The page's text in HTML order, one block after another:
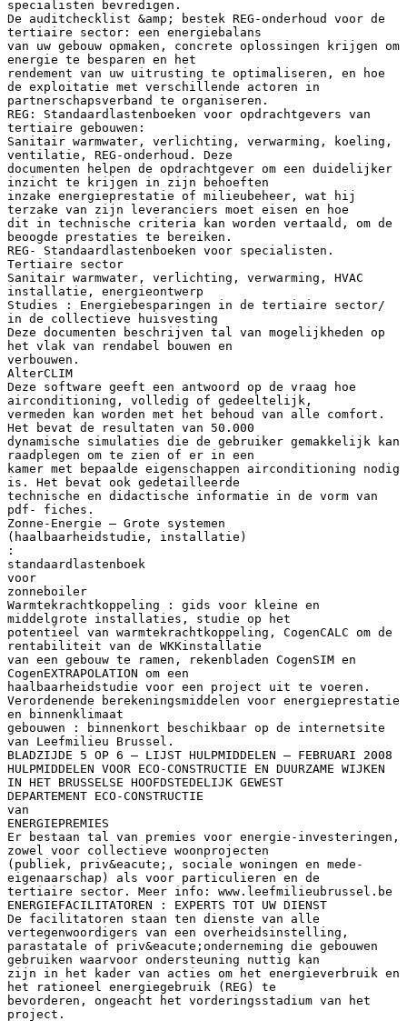
specialisten bevredigen.
De auditchecklist &amp; bestek REG-onderhoud voor de
tertiaire sector: een energiebalans
van uw gebouw opmaken, concrete oplossingen krijgen om
energie te besparen en het
rendement van uw uitrusting te optimaliseren, en hoe
de exploitatie met verschillende actoren in
partnerschapsverband te organiseren.
REG: Standaardlastenboeken voor opdrachtgevers van
tertiaire gebouwen:
Sanitair warmwater, verlichting, verwarming, koeling,
ventilatie, REG-onderhoud. Deze
documenten helpen de opdrachtgever om een duidelijker
inzicht te krijgen in zijn behoeften
inzake energieprestatie of milieubeheer, wat hij
terzake van zijn leveranciers moet eisen en hoe
dit in technische criteria kan worden vertaald, om de
beoogde prestaties te bereiken.
REG- Standaardlastenboeken voor specialisten.
Tertiaire sector
Sanitair warmwater, verlichting, verwarming, HVAC
installatie, energieontwerp
Studies : Energiebesparingen in de tertiaire sector/
in de collectieve huisvesting
Deze documenten beschrijven tal van mogelijkheden op
het vlak van rendabel bouwen en
verbouwen.
AlterCLIM
Deze software geeft een antwoord op de vraag hoe
airconditioning, volledig of gedeeltelijk,
vermeden kan worden met het behoud van alle comfort.
Het bevat de resultaten van 50.000
dynamische simulaties die de gebruiker gemakkelijk kan
raadplegen om te zien of er in een
kamer met bepaalde eigenschappen airconditioning nodig
is. Het bevat ook gedetailleerde
technische en didactische informatie in de vorm van
pdf- fiches.
Zonne-Energie – Grote systemen
(haalbaarheidstudie, installatie)
:
standaardlastenboek
voor
zonneboiler
Warmtekrachtkoppeling : gids voor kleine en
middelgrote installaties, studie op het
potentieel van warmtekrachtkoppeling, CogenCALC om de
rentabiliteit van de WKKinstallatie
van een gebouw te ramen, rekenbladen CogenSIM en
CogenEXTRAPOLATION om een
haalbaarheidstudie voor een project uit te voeren.
Verordenende berekeningsmiddelen voor energieprestatie
en binnenklimaat
gebouwen : binnenkort beschikbaar op de internetsite
van Leefmilieu Brussel.
BLADZIJDE 5 OP 6 – LIJST HULPMIDDELEN – FEBRUARI 2008
HULPMIDDELEN VOOR ECO-CONSTRUCTIE EN DUURZAME WIJKEN
IN HET BRUSSELSE HOOFDSTEDELIJK GEWEST
DEPARTEMENT ECO-CONSTRUCTIE
van
ENERGIEPREMIES
Er bestaan tal van premies voor energie-investeringen,
zowel voor collectieve woonprojecten
(publiek, priv&eacute;, sociale woningen en mede-
eigenaarschap) als voor particulieren en de
tertiaire sector. Meer info: www.leefmilieubrussel.be
ENERGIEFACILITATOREN : EXPERTS TOT UW DIENST
De facilitatoren staan ten dienste van alle
vertegenwoordigers van een overheidsinstelling,
parastatale of priv&eacute;onderneming die gebouwen
gebruiken waarvoor ondersteuning nuttig kan
zijn in het kader van acties om het energieverbruik en
het rationeel energiegebruik (REG) te
bevorderen, ongeacht het vorderingsstadium van het
project.